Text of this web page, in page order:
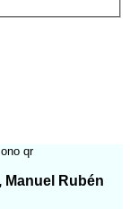
Rubén